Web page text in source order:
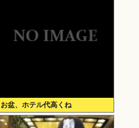
お盆、ホテル代高くね